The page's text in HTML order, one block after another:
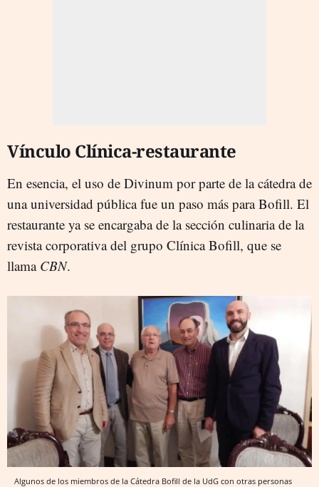
Vínculo Clínica-restaurante
En esencia, el uso de Divinum por parte de la cátedra de
una universidad pública fue un paso más para Bofill. El
restaurante ya se encargaba de la sección culinaria de la
revista corporativa del grupo Clínica Bofill, que se
llamaCBN.
Algunos de los miembros de la Cátedra Bofill de la UdG con otras personas